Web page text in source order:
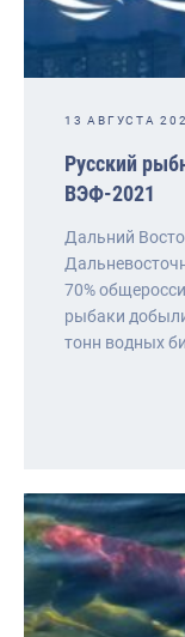
13 АВГУСТА
Русский
ВЭФ-2021
Дальний
70%
рыбаки
тонн водных